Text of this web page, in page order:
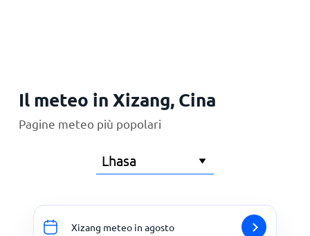
Il meteo in Xizang, Cina
Pagine meteo più popolari
Xizang meteo in agosto